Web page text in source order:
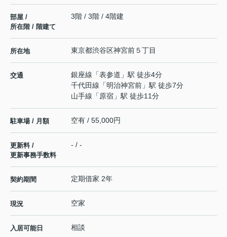
部屋 /
所在階 / 階建て
3階 / 3階 / 4階建
所在地 東京都渋谷区神宮前５丁目
交通 銀座線 「表参道 」駅 徒歩4分
千代田線 「明治神宮前 」駅 徒歩7分
山手線 「 原宿 」駅 徒歩11分
駐車場 / 月額 空有 / 55,000円
更新料 /
更新事務手数料
- / -
契約期間 定期借家 2年
現況 空家
入居可能日 相談